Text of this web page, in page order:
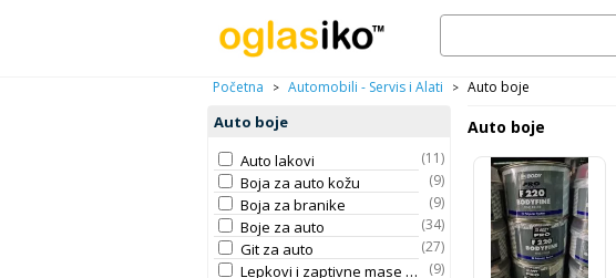
Početna > Automobili - Servis i Alati > Auto boje
Auto boje
Auto lakovi
(11)
Boja za auto kožu (9)
Boja za branike (9)
Boje za auto (34)
Git za auto (27)
Lepkovi i zaptivne mase za auto (9)
Auto boje